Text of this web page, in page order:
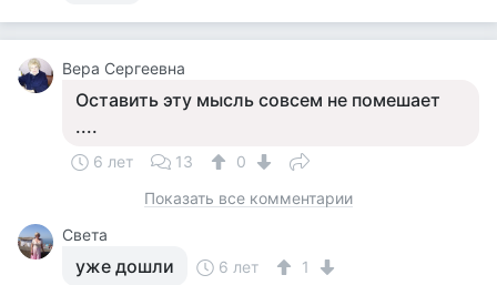
Вера Сергеевна
Оставить эту мысль совсем не помешает
....
6 лет 13
0
Показать все комментарии
Света
уже дошли 6 лет 1